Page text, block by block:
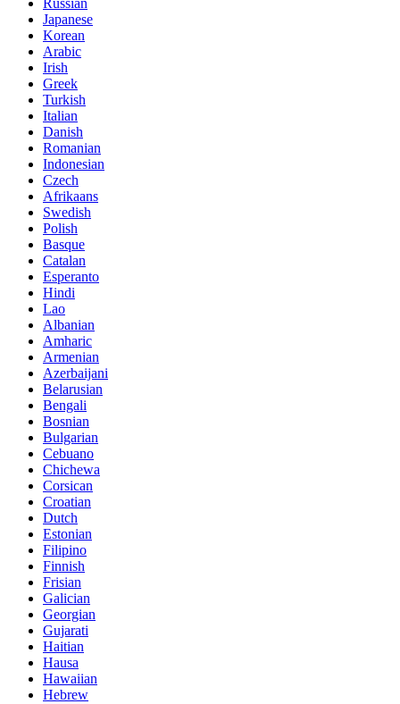
Japanese
Korean
Arabic
Irish
Greek
Turkish
Italian
Danish
Romanian
Indonesian
Czech
Afrikaans
Swedish
Polish
Basque
Catalan
Esperanto
Hindi
Lao
Albanian
Amharic
Armenian
Azerbaijani
Belarusian
Bengali
Bosnian
Bulgarian
Cebuano
Chichewa
Corsican
Croatian
Dutch
Estonian
Filipino
Finnish
Frisian
Galician
Georgian
Gujarati
Haitian
Hausa
Hawaiian
Hebrew